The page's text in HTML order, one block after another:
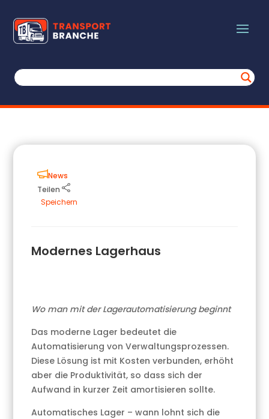
News
Teilen
Speichern
Modernes Lagerhaus
Wo man mit der Lagerautomatisierung beginnt
Das moderne Lager bedeutet die
Automatisierung von Verwaltungsprozessen.
Diese Lösung ist mit Kosten verbunden, erhöht
aber die Produktivität, so dass sich der
Aufwand in kurzer Zeit amortisieren sollte.
Automatisches Lager – wann lohnt sich die